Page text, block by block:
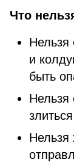
Что
Нельзя
и
быть
Нельзя
Нельзя